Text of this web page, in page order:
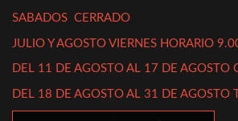
SABADOS CERRADO
JULIO Y AGOSTO VIERNES HORARIO
DEL 11 DE AGOSTO AL 17 DE AGOSTO
DEL 18 DE AGOSTO AL 31 DE AGOSTO